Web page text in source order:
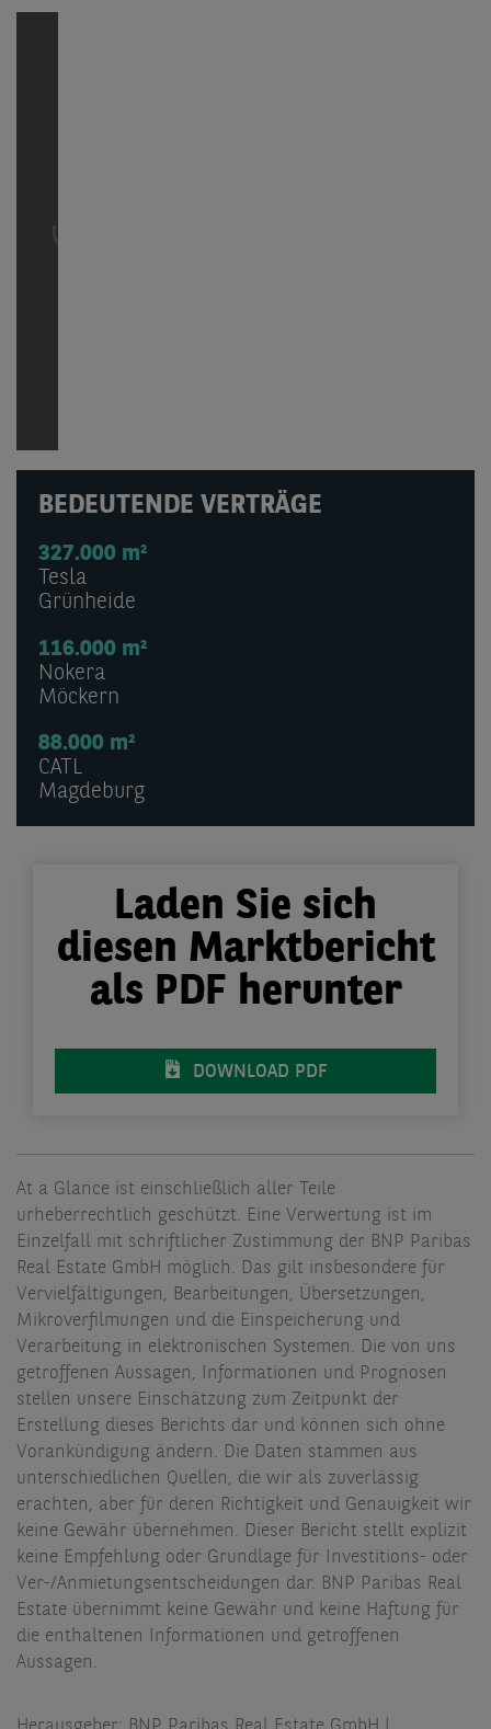
BEDEUTENDE VERTRÄGE
327.000 m²
Tesla
Grünheide
116.000 m²
Nokera
Möckern
88.000 m²
CATL
Magdeburg
Laden Sie sich
diesen Marktbericht
als PDF herunter
DOWNLOAD PDF
At a Glance ist einschließlich aller Teile
urheberrechtlich geschützt. Eine Verwertung ist im
Einzelfall mit schriftlicher Zustimmung der BNP Paribas
Real Estate GmbH möglich. Das gilt insbesondere für
Vervielfältigungen, Bearbeitungen, Übersetzungen,
Mikroverfilmungen und die Einspeicherung und
Verarbeitung in elektronischen Systemen. Die von uns
getroffenen Aussagen, Informationen und Prognosen
stellen unsere Einschätzung zum Zeitpunkt der
Erstellung dieses Berichts dar und können sich ohne
Vorankündigung ändern. Die Daten stammen aus
unterschiedlichen Quellen, die wir als zuverlässig
erachten, aber für deren Richtigkeit und Genauigkeit wir
keine Gewähr übernehmen. Dieser Bericht stellt explizit
keine Empfehlung oder Grundlage für Investitions- oder
Ver-/Anmietungsentscheidungen dar. BNP Paribas Real
Estate übernimmt keine Gewähr und keine Haftung für
die enthaltenen Informationen und getroffenen
Aussagen.